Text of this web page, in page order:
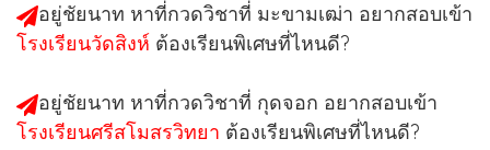
อยู่ชัยนาท หาที่กวดวิชาที่ มะขามเฒ่า อยากสอบเข้า
โรงเรียนวัดสิงห์ ต้องเรียนพิเศษที่ไหนดี?
อยู่ชัยนาท หาที่กวดวิชาที่ กุดจอก อยากสอบเข้า
โรงเรียนศรีสโมสรวิทยา ต้องเรียนพิเศษที่ไหนดี?